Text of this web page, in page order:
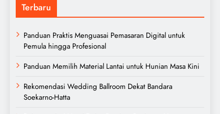
Terbaru
Panduan Praktis Menguasai Pemasaran Digital untuk
Pemula hingga Profesional
Panduan Memilih Material Lantai untuk Hunian Masa Kini
Rekomendasi Wedding Ballroom Dekat Bandara
Soekarno-Hatta